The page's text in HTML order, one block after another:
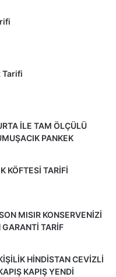
Tarifi
İLE TAM ÖLÇÜLÜ
PANKEK
KÖFTESİ TARİFİ
MISIR KONSERVENİZİ
TARİF
HİNDİSTAN CEVİZLİ
KAPIŞ YENDİ